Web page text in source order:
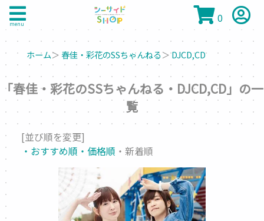
menu 0
ホーム＞ 春佳・彩花のSSちゃんねる＞DJCD,CD
「春佳・彩花のSSちゃんねる・DJCD,CD」の一
覧
[並び順を変更]
・おすすめ順 ・価格順 ・新着順